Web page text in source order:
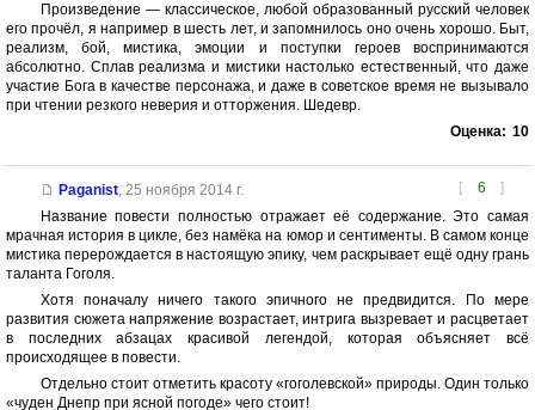
Произведение — классическое, любой образованный русский человек
его прочёл, я например в шесть лет, и запомнилось оно очень хорошо. Быт,
реализм, бой, мистика, эмоции и поступки героев воспринимаются
абсолютно. Сплав реализма и мистики настолько естественный, что даже
участие Бога в качестве персонажа, и даже в советское время не вызывало
при чтении резкого неверия и отторжения. Шедевр.
Оценка: 10
[ 6 ]
Paganist, 25 ноября 2014 г.
Название повести полностью отражает её содержание. Это самая
мрачная история в цикле, без намёка на юмор и сентименты. В самом конце
мистика перерождается в настоящую эпику, чем раскрывает ещё одну грань
таланта Гоголя.
Хотя поначалу ничего такого эпичного не предвидится. По мере
развития сюжета напряжение возрастает, интрига вызревает и расцветает
в последних абзацах красивой легендой, которая объясняет всё
происходящее в повести.
Отдельно стоит отметить красоту «гоголевской» природы. Один только
«чуден Днепр при ясной погоде» чего стоит!